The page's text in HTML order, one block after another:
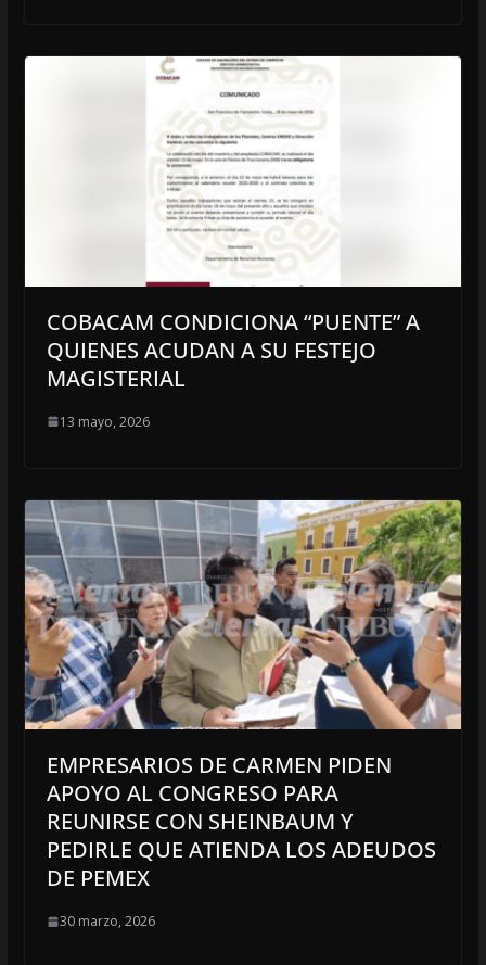
COBACAM CONDICIONA “PUENTE” A
QUIENES ACUDAN A SU FESTEJO
MAGISTERIAL
13 mayo, 2026
EMPRESARIOS DE CARMEN PIDEN
APOYO AL CONGRESO PARA
REUNIRSE CON SHEINBAUM Y
PEDIRLE QUE ATIENDA LOS ADEUDOS
DE PEMEX
30 marzo, 2026